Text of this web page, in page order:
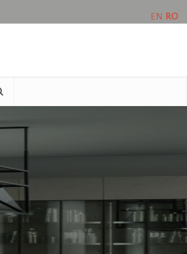
EN RO